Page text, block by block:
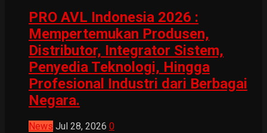
PRO AVL Indonesia 2026 :
Mempertemukan Produsen,
Distributor, Integrator Sistem,
Penyedia Teknologi, Hingga
Profesional Industri dari Berbagai
Negara.
News Jul 28, 2026 0